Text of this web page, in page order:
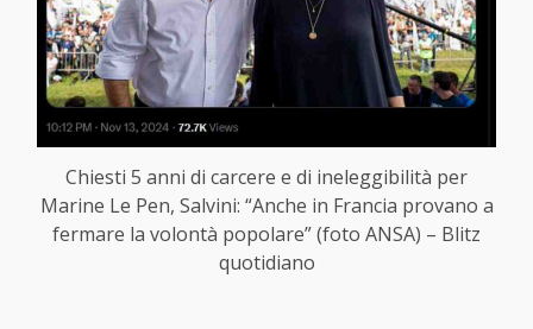
Chiesti 5 anni di carcere e di ineleggibilità per
Marine Le Pen, Salvini: “Anche in Francia provano a
fermare la volontà popolare” (foto ANSA) – Blitz
quotidiano